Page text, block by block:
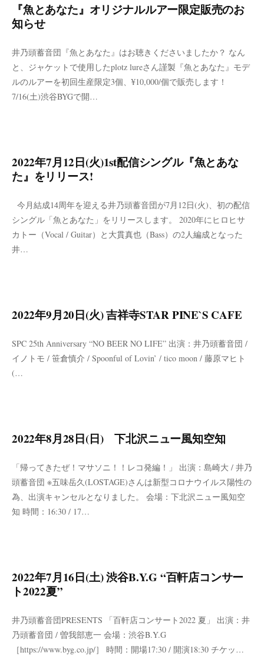
『魚とあなた』オリジナルルアー限定販売のお
知らせ
井乃頭蓄音団『魚とあなた』はお聴きくださいましたか？ なん
と、ジャケットで使用したplotz lureさん謹製『魚とあなた』モデ
ルのルアーを初回生産限定3個、¥10,000/個で販売します！
7/16(土)渋谷BYGで開…
2022年7月12日(火)1st配信シングル『魚とあな
た』をリリース!
今月結成14周年を迎える井乃頭蓄音団が7月12日(火)、初の配信
シングル「魚とあなた」をリリースします。 2020年にヒロヒサ
カトー（Vocal / Guitar）と大貫真也（Bass）の2人編成となった
井…
2022年9月20日(火) 吉祥寺STAR PINE`S CAFE
SPC 25th Anniversary “NO BEER NO LIFE” 出演：井乃頭蓄音団 /
イノトモ / 笹倉慎介 / Spoonful of Lovin’ / tico moon / 藤原マヒト
(…
2022年8月28日(日) 下北沢ニュー風知空知
「帰ってきたぜ！マサソニ！！レコ発編！」 出演：島崎大 / 井乃
頭蓄音団 ※五味岳久(LOSTAGE)さんは新型コロナウイルス陽性の
為、出演キャンセルとなりました。 会場：下北沢ニュー風知空
知 時間：16:30 / 17…
2022年7月16日(土) 渋谷B.Y.G “百軒店コンサー
ト2022夏”
井乃頭蓄音団PRESENTS 「百軒店コンサート2022 夏」 出演：井
乃頭蓄音団 / 曽我部恵一 会場：渋谷B.Y.G
［https://www.byg.co.jp/］ 時間：開場17:30 / 開演18:30 チケッ…